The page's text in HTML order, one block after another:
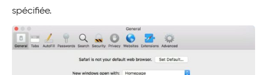
spécifiée.